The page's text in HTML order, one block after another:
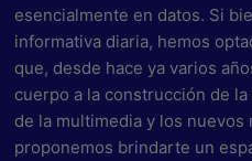
esencialmente en datos. Si
informativa diaria, hemos
que, desde hace ya varios
cuerpo a la construcción de
de la multimedia y los
proponemos brindarte un